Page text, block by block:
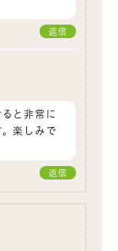
返信
と非常に
楽しみで
返信